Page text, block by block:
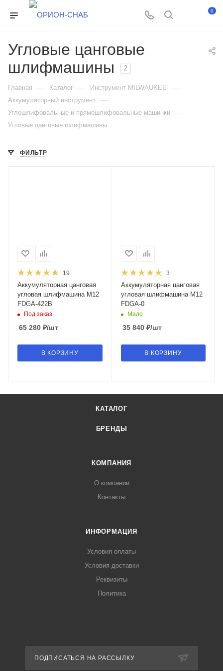
0
Угловые цанговые
шлифмашины
2
Главная — Каталог — Инструмент MILWAUKEE —
Аккумуляторный инструмент —
Углошлифовальные и прямошлифовальные машинки —
Угловые цанговые шлифмашины
ФИЛЬТР
19
Аккумуляторная цанговая
угловая шлифмашина M12
FDGA-422B
Под заказ
65 280 ₽/шт
В КОРЗИНУ
3
Аккумуляторная цанговая
угловая шлифмашина M12
FDGA-0
Мало
35 840₽/шт
В КОРЗИНУ
КАТАЛОГ
БРЕНДЫ
КОМПАНИЯ
О компании
Контакты
ИНФОРМАЦИЯ
Условия оплаты
Условия доставки
Реквизиты
Политика
ПОДПИСАТЬСЯ НА РАССЫЛКУ